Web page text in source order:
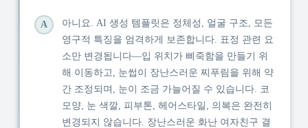
A
아니요. AI 생성 템플릿은 정체성, 얼굴 구조, 모든
영구적 특징을 엄격하게 보존합니다. 표정 관련 요
소만 변경됩니다—입 위치가 삐죽함을 만들기 위
해 이동하고, 눈썹이 장난스러운 찌푸림을 위해 약
간 조정되며, 눈이 조금 가늘어질 수 있습니다. 코
모양, 눈 색깔, 피부톤, 헤어스타일, 의복은 완전히
변경되지 않습니다. 장난스러운 화난 여자친구 결